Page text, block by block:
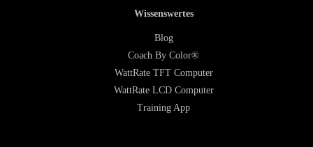
Wissenswertes
Blog
Coach By Color®
WattRate TFT Computer
WattRate LCD Computer
Training App